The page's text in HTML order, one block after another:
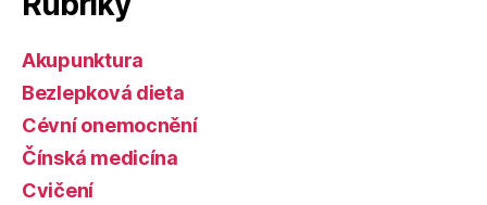
Akupunktura
Bezlepková dieta
Cévní onemocnění
Čínská medicína
Cvičení